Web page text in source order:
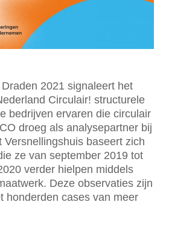
2021 signaleert het
Circulair! structurele
bedrijven ervaren die circulair
droeg als analysepartner bij
Versnellingshuis baseert zich
ze van september 2019 tot
verder hielpen middels
Deze observaties zijn
honderden cases van meer